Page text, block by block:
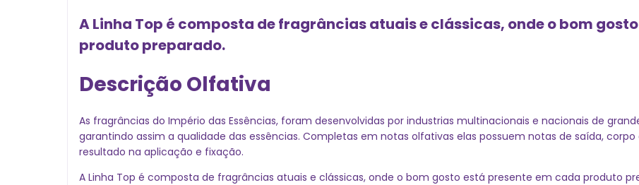
A Linha Top é composta de fragrâncias atuais e clássicas, onde o bom
produto preparado.
Descrição Olfativa
As fragrâncias do Império das Essências, foram desenvolvidas por industrias multinacionais e nacionais de
garantindo assim a qualidade das essências. Completas em notas olfativas elas possuem notas de saída,
resultado na aplicação e fixação.
A Linha Top é composta de fragrâncias atuais e clássicas, onde o bom gosto está presente em cada produto